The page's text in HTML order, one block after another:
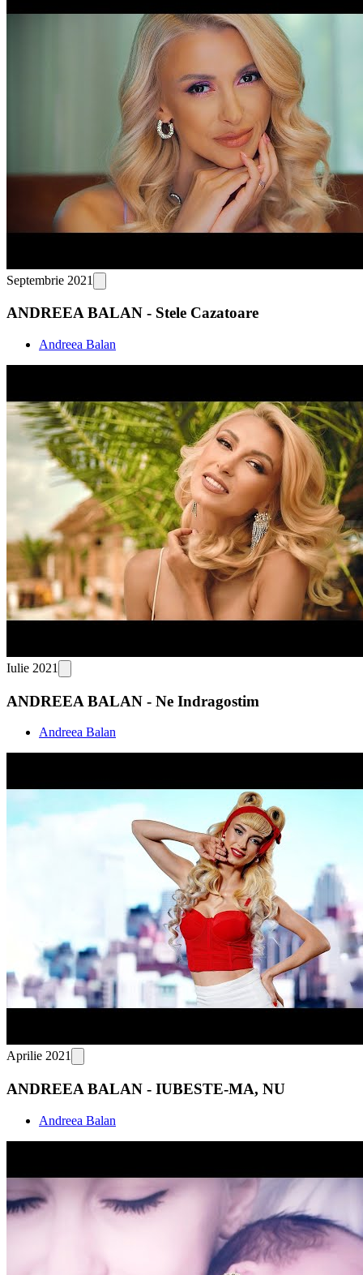
Septembrie 2021
ANDREEA BALAN - Stele Cazatoare
Andreea Balan
Iulie 2021
ANDREEA BALAN - Ne Indragostim
Andreea Balan
Aprilie 2021
ANDREEA BALAN - IUBESTE-MA, NU
Andreea Balan